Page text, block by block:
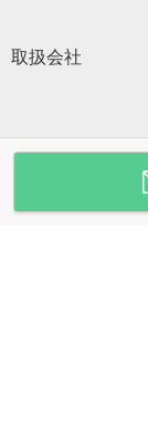
取扱会社